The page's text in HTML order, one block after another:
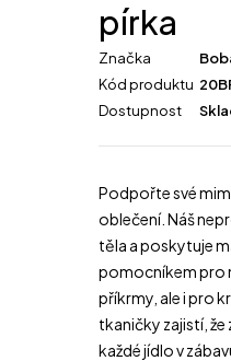
pírka
Značka
Kód produktu
Dostupnost
Podpořte své
oblečení. Náš
těla a poskytuje
pomocníkem pro
příkrmy, ale i pro
tkaničky zajistí,
každé jídlo v